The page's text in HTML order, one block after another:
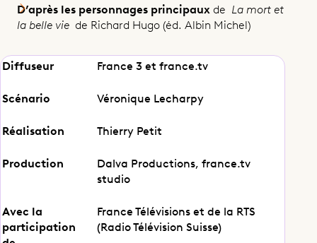
Le nouvel eldorado
D’après les personnages principaux de La mort et
la belle vie de Richard Hugo (éd. Albin Michel)
Diffuseur France 3 et france.tv
Scénario Véronique Lecharpy
Réalisation Thierry Petit
Production
Dalva Productions, france.tv
studio
Avec la
participation
France Télévisions et de la RTS
(Radio Télévision Suisse)